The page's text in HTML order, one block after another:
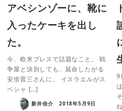
アベシンゾーに、靴に
入ったケーキを出し
た。
今、欧米プレスで話題なこと。 戦
争屋と決別しても、延命したがる
安倍晋三さんに、 イスラエルがス
ペシャ […]
新井信介 2018年5月9日
9